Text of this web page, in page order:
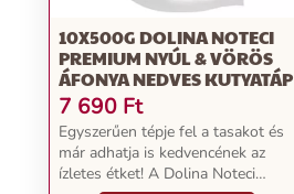
10X500G DOLINA NOTECI
PREMIUM NYÚL & VÖRÖS
ÁFONYA NEDVES KUTYATÁP
7 690 Ft
Egyszerűen tépje fel a tasakot és
már adhatja is kedvencének az
ízletes étket! A Dolina Noteci